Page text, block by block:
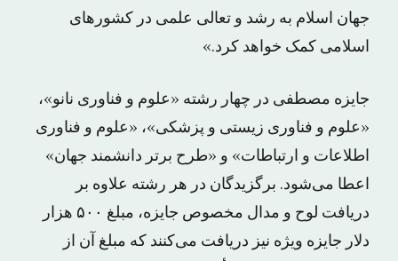
جهان اسلام به رشد و تعالی علمی در کشورهای
اسلامی کمک خواهد کرد.»
جایزه مصطفی در چهار رشته «علوم و فناوری نانو»،
«علوم و فناوری زیستی و پزشکی»، «علوم و فناوری
اطلاعات و ارتباطات» و «طرح برتر دانشمند جهان»
اعطا می‌شود. برگزیدگان در هر رشته علاوه بر
دریافت لوح و مدال مخصوص جایزه، مبلغ ۵۰۰ هزار
دلار جایزه ویژه نیز دریافت می‌کنند که مبلغ آن از